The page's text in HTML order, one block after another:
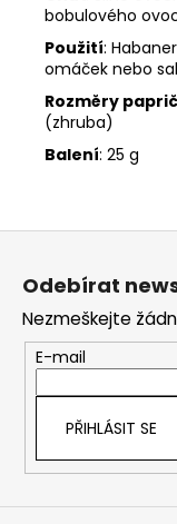
bobulového
Použití:
omáček nebo
Rozměry
(zhruba)
Balení: 25 g
Z
Odebírat
Nezmeškejte
E-mail
PŘIHLÁSIT SE